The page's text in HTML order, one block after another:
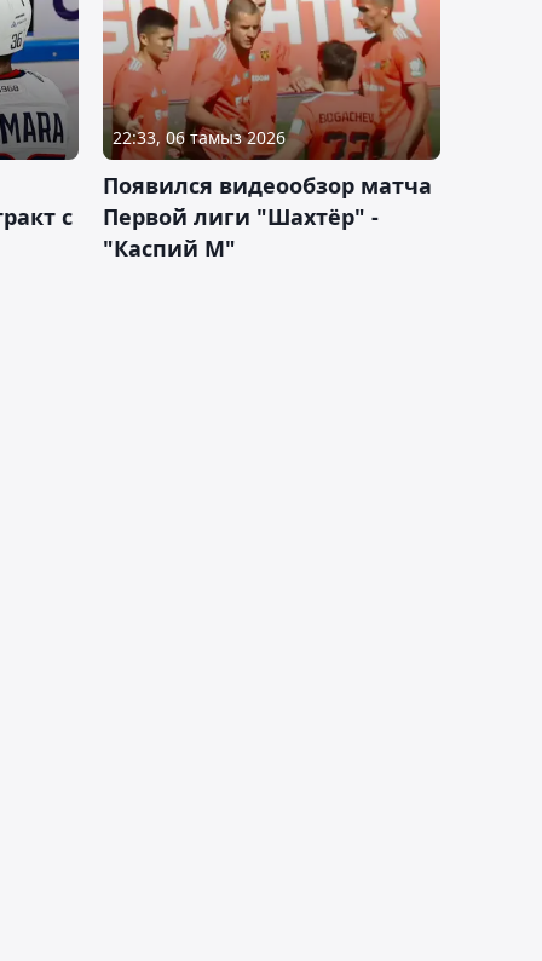
с
22:33, 06 тамыз 2026
Появился видеообзор матча
Первой лиги "Шахтёр" -
"Каспий М"